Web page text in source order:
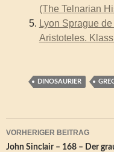
(The Telnarian
Lyon Sprague
Aristoteles.
DINOSAURIER
VORHERIGER BEITRAG
John Sinclair – 168 – Der